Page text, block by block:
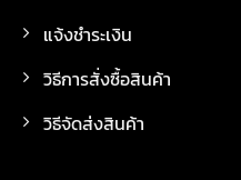
แจ้งชำระเงิน
วิธีการสั่งซื้อสินค้า
วิธีจัดส่งสินค้า